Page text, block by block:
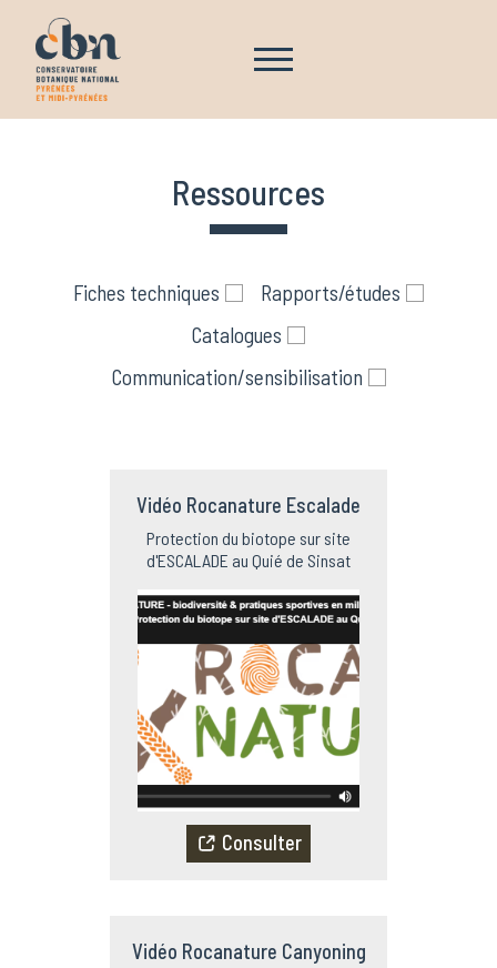
Aller au contenu principal
Navigation principale
Ressources
Fiches techniques
Rapports/études
Catalogues
Communication/sensibilisation
Vidéo Rocanature Escalade
Protection du biotope sur site
d'ESCALADE au Quié de Sinsat
Consulter
Vidéo Rocanature Canyoning